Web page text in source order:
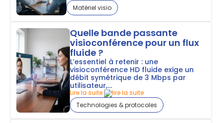
Matériel visio
Quelle bande passante
visioconférence pour un flux
fluide ?
L’essentiel à retenir : une
visioconférence HD fluide exige un
débit symétrique de 3 Mbps par
utilisateur,...
Lire la suite
Technologies & protocoles